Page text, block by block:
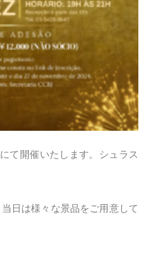
て開催いたします。シュラス
日は様々な景品をご用意して